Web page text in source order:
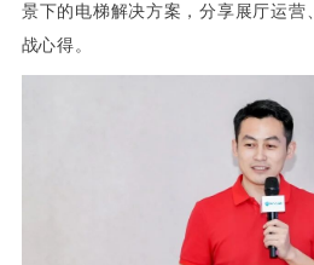
景下的电梯解决方案，分享展厅运营
战心得。